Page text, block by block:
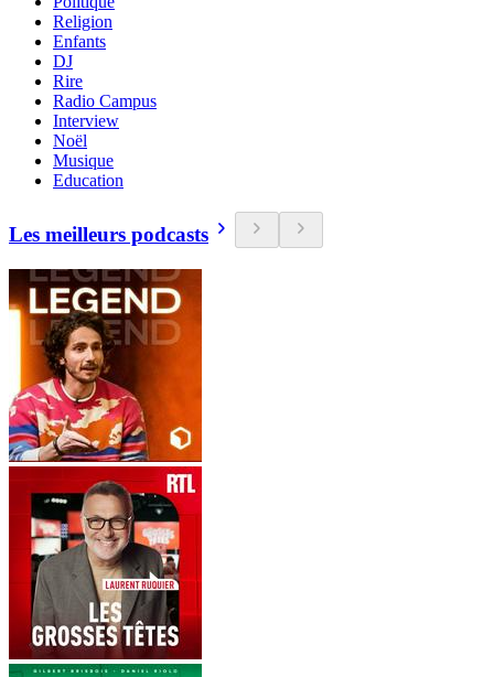
Religion
Enfants
DJ
Rire
Radio Campus
Interview
Noël
Musique
Education
Les meilleurs podcasts